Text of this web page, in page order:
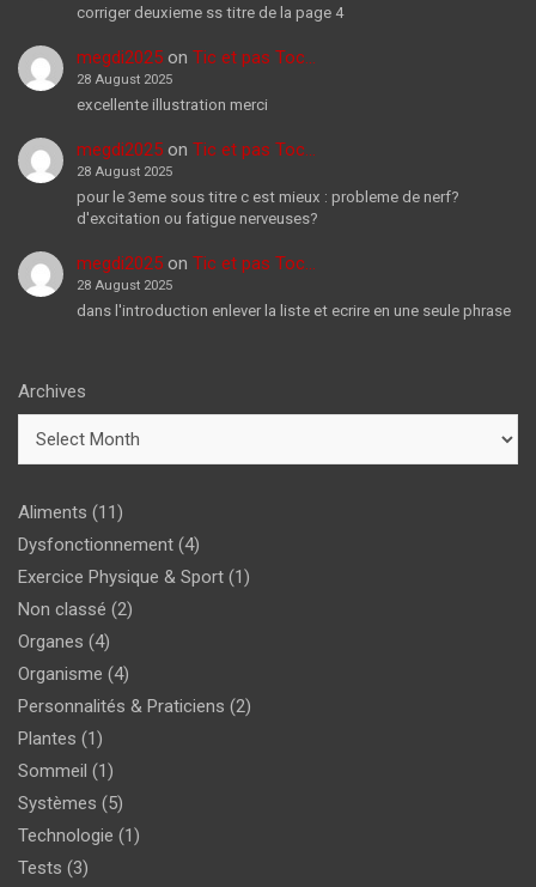
corriger deuxieme ss titre de la page 4
megdi2025on Tic et pas Toc…
28 August 2025
excellente illustration merci
megdi2025on Tic et pas Toc…
28 August 2025
pour le 3eme sous titre c est mieux : probleme de nerf?
d'excitation ou fatigue nerveuses?
megdi2025on Tic et pas Toc…
28 August 2025
dans l'introduction enlever la liste et ecrire en une seule phrase
Archives
Aliments (11)
Dysfonctionnement (4)
Exercice Physique & Sport (1)
Non classé (2)
Organes (4)
Organisme (4)
Personnalités & Praticiens (2)
Plantes (1)
Sommeil (1)
Systèmes (5)
Technologie (1)
Tests (3)